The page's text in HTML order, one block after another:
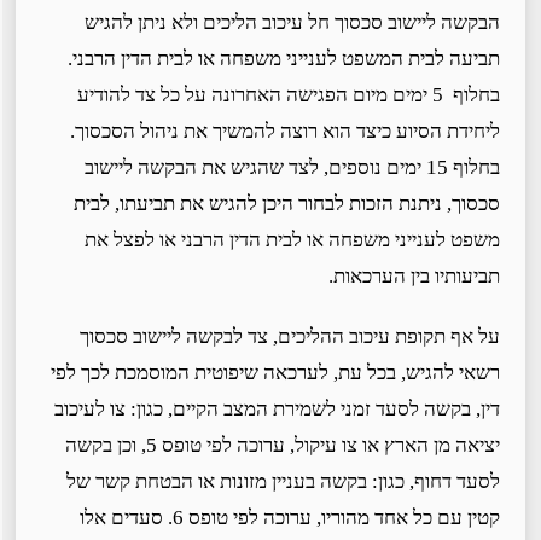
הבקשה ליישוב סכסוך חל עיכוב הליכים ולא ניתן להגיש
תביעה לבית המשפט לענייני משפחה או לבית הדין הרבני.
בחלוף 5 ימים מיום הפגישה האחרונה על כל צד להודיע
ליחידת הסיוע כיצד הוא רוצה להמשיך את ניהול הסכסוך.
בחלוף 15 ימים נוספים, לצד שהגיש את הבקשה ליישוב
סכסוך, ניתנת הזכות לבחור היכן להגיש את תביעתו, לבית
משפט לענייני משפחה או לבית הדין הרבני או לפצל את
תביעותיו בין הערכאות.
על אף תקופת עיכוב ההליכים, צד לבקשה ליישוב סכסוך
רשאי להגיש, בכל עת, לערכאה שיפוטית המוסמכת לכך לפי
דין, בקשה לסעד זמני לשמירת המצב הקיים, כגון: צו לעיכוב
יציאה מן הארץ או צו עיקול, ערוכה לפי טופס 5, וכן בקשה
לסעד דחוף, כגון: בקשה בעניין מזונות או הבטחת קשר של
קטין עם כל אחד מהוריו, ערוכה לפי טופס 6. סעדים אלו